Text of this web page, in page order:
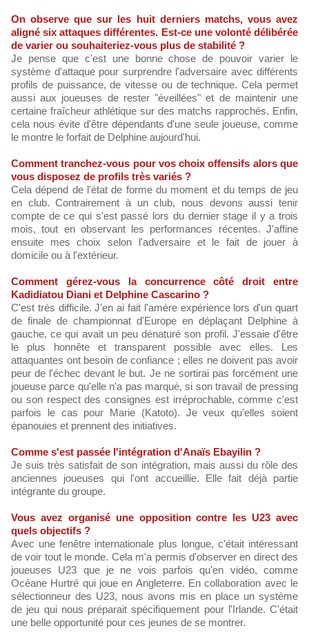
On observe que sur les huit derniers matchs, vous avez
aligné six attaques différentes. Est-ce une volonté délibérée
de varier ou souhaiteriez-vous plus de stabilité ?
Je pense que c'est une bonne chose de pouvoir varier le
système d'attaque pour surprendre l'adversaire avec différents
profils de puissance, de vitesse ou de technique. Cela permet
aussi aux joueuses de rester "éveillées" et de maintenir une
certaine fraîcheur athlétique sur des matchs rapprochés. Enfin,
cela nous évite d'être dépendants d'une seule joueuse, comme
le montre le forfait de Delphine aujourd'hui.
Comment tranchez-vous pour vos choix offensifs alors que
vous disposez de profils très variés ?
Cela dépend de l'état de forme du moment et du temps de jeu
en club. Contrairement à un club, nous devons aussi tenir
compte de ce qui s'est passé lors du dernier stage il y a trois
mois, tout en observant les performances récentes. J'affine
ensuite mes choix selon l'adversaire et le fait de jouer à
domicile ou à l'extérieur.
Comment gérez-vous la concurrence côté droit entre
Kadidiatou Diani et Delphine Cascarino ?
C'est très difficile. J'en ai fait l'amère expérience lors d'un quart
de finale de championnat d'Europe en déplaçant Delphine à
gauche, ce qui avait un peu dénaturé son profil. J'essaie d'être
le plus honnête et transparent possible avec elles. Les
attaquantes ont besoin de confiance ; elles ne doivent pas avoir
peur de l'échec devant le but. Je ne sortirai pas forcément une
joueuse parce qu'elle n'a pas marqué, si son travail de pressing
ou son respect des consignes est irréprochable, comme c'est
parfois le cas pour Marie (Katoto). Je veux qu'elles soient
épanouies et prennent des initiatives.
Comme s'est passée l'intégration d'Anaïs Ebayilin ?
Je suis très satisfait de son intégration, mais aussi du rôle des
anciennes joueuses qui l'ont accueillie. Elle fait déjà partie
intégrante du groupe.
Vous avez organisé une opposition contre les U23 avec
quels objectifs ?
Avec une fenêtre internationale plus longue, c'était intéressant
de voir tout le monde. Cela m'a permis d'observer en direct des
joueuses U23 que je ne vois parfois qu'en vidéo, comme
Océane Hurtré qui joue en Angleterre. En collaboration avec le
sélectionneur des U23, nous avons mis en place un système
de jeu qui nous préparait spécifiquement pour l'Irlande. C'était
une belle opportunité pour ces jeunes de se montrer.